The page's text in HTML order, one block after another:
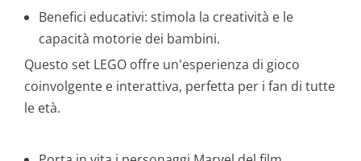
Benefici educativi: stimola la creatività e le
capacità motorie dei bambini.
Questo set LEGO offre un'esperienza di gioco
coinvolgente e interattiva, perfetta per i fan di tutte
le età.